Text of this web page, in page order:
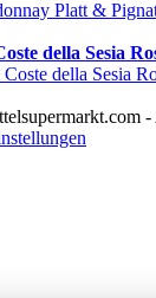
della Sesia